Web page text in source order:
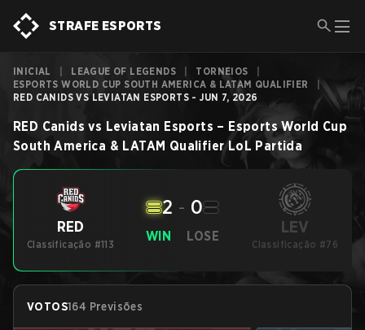
STRAFE ESPORTS
INICIAL LEAGUE OF LEGENDS TORNEIOS
ESPORTS WORLD CUP SOUTH AMERICA & LATAM QUALIFIER
RED CANIDS VS LEVIATAN ESPORTS - JUN 7, 2026
RED Canids vs Leviatan Esports – Esports World Cup
South America & LATAM Qualifier LoL Partida
RED
Classificação #113
WIN
2 - 0
LOSE LEV
Classificação #76
VOTOS164 Previsões